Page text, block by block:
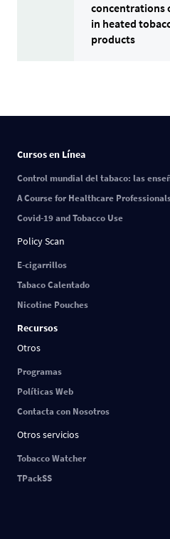
concentrations
in heated
products
Cursos en Línea
Control mundial del tabaco: las
A Course for Healthcare
Covid-19 and Tobacco Use
Policy Scan
E-cigarrillos
Tabaco Calentado
Nicotine Pouches
Recursos
Otros
Programas
Políticas Web
Contacta con Nosotros
Otros servicios
Tobacco Watcher
TPackSS